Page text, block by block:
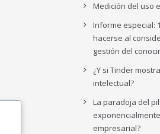
Medición del uso
Informe especial:
hacerse al
gestión del
¿Y si Tinder
intelectual?
La paradoja del
empresarial?